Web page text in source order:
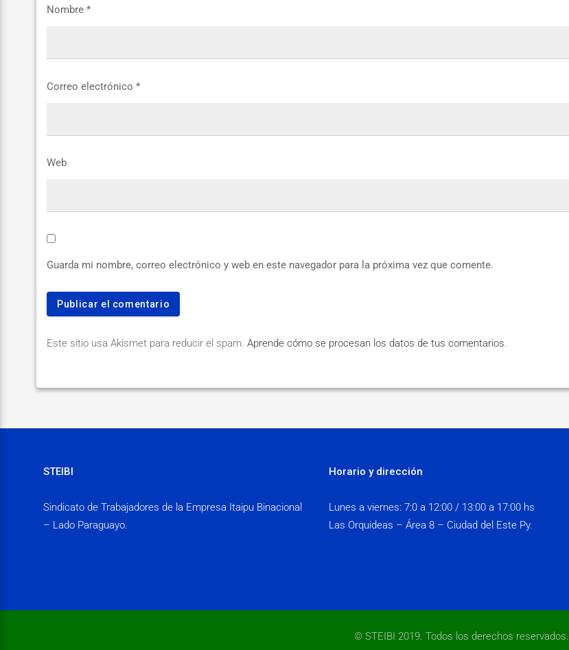
Nombre *
Correo electrónico *
Web
Guarda mi nombre, correo electrónico y web en este navegador para la próxima vez que comente.
Este sitio usa Akismet para reducir el spam. Aprende cómo se procesan los datos de tus comentarios.
STEIBI
Sindicato de Trabajadores de la Empresa Itaipu Binacional
– Lado Paraguayo.
Horario y dirección
Lunes a viernes: 7:0 a 12:00 / 13:00 a 17:00 hs
Las Orquideas – Área 8 – Ciudad del Este Py.
© STEIBI 2019. Todos los derechos reservados.